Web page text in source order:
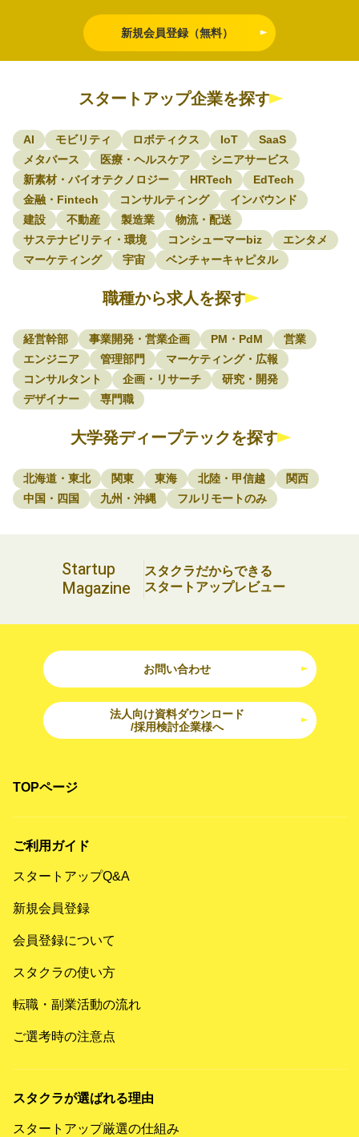
新規会員登録（無料）
スタートアップ企業を探す
AI モビリティ ロボティクス IoT
SaaS
メタバース
医療・ヘルスケア
シニアサービス
新素材・バイオテクノロジー
HRTech
EdTech
金融・Fintech
コンサルティング
インバウンド
建設
不動産 製造業
物流・配送
サステナビリティ・環境
コンシューマーbiz
エンタメ
マーケティング
宇宙 ベンチャーキャピタル
職種から求人を探す
経営幹部 事業開発・営業企画 PM・PdM
営業
エンジニア
管理部門
マーケティング・広報
コンサルタント
企画・リサーチ
研究・開発
デザイナー
専門職
大学発ディープテックを探す
北海道・東北 関東 東海 北陸・甲信越
関西
中国・四国
九州・沖縄 フルリモートのみ
Startup
Magazine
スタクラだからできる
スタートアップレビュー
お問い合わせ
法人向け資料ダウンロード
/採用検討企業様へ
TOPページ
ご利用ガイド
スタートアップQ&A
新規会員登録
会員登録について
スタクラの使い方
転職・副業活動の流れ
ご選考時の注意点
スタクラが選ばれる理由
スタートアップ厳選の仕組み